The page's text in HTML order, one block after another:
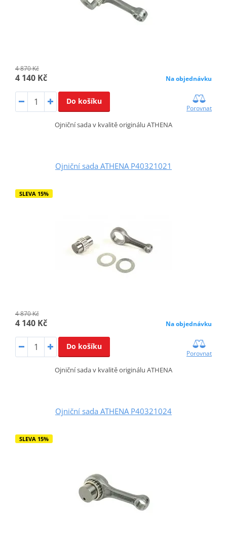
4 870 Kč
4 140 Kč Na objednávku
Do košíku
Porovnat
Ojniční sada v kvalitě originálu ATHENA
Ojniční sada ATHENA P40321021
SLEVA 15%
4 870 Kč
4 140 Kč Na objednávku
Do košíku
Porovnat
Ojniční sada v kvalitě originálu ATHENA
Ojniční sada ATHENA P40321024
SLEVA 15%